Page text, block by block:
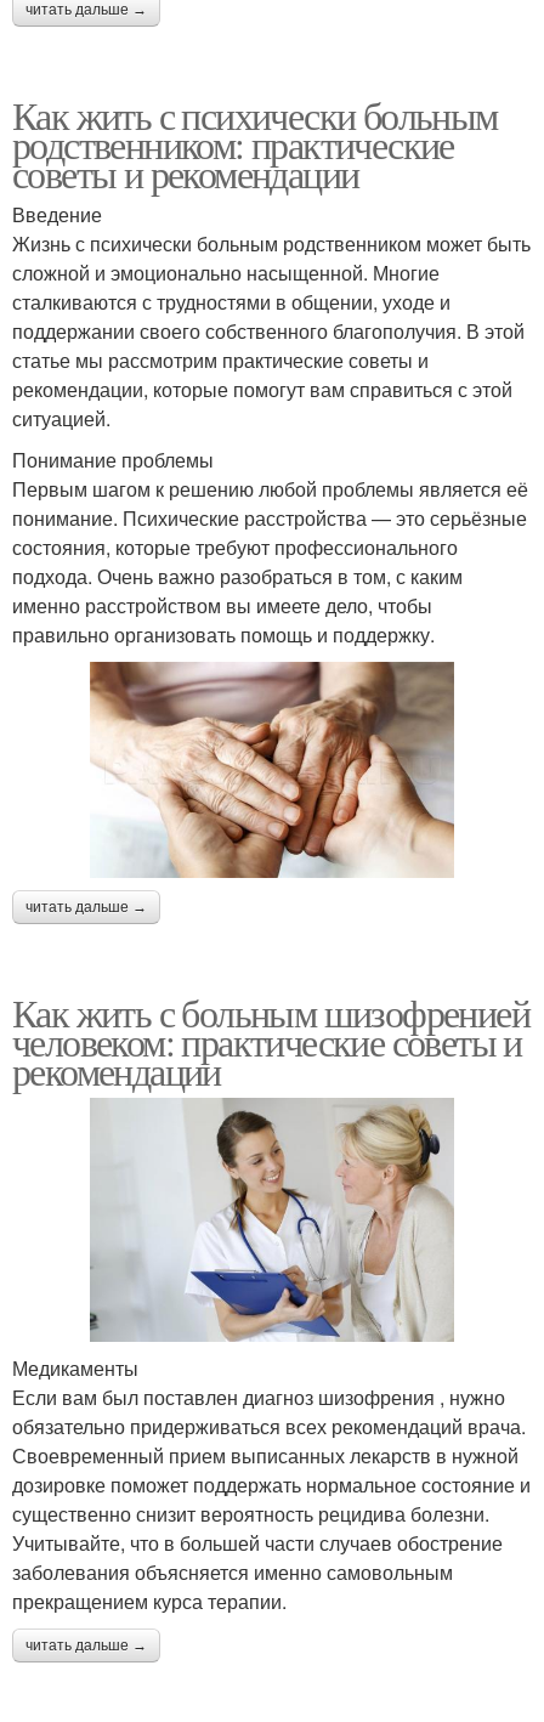
читать дальше →
Как жить с психически больным
родственником: практические
советы и рекомендации
Введение
Жизнь с психически больным родственником может быть
сложной и эмоционально насыщенной. Многие
сталкиваются с трудностями в общении, уходе и
поддержании своего собственного благополучия. В этой
статье мы рассмотрим практические советы и
рекомендации, которые помогут вам справиться с этой
ситуацией.
Понимание проблемы
Первым шагом к решению любой проблемы является её
понимание. Психические расстройства — это серьёзные
состояния, которые требуют профессионального
подхода. Очень важно разобраться в том, с каким
именно расстройством вы имеете дело, чтобы
правильно организовать помощь и поддержку.
читать дальше →
Как жить с больным шизофренией
человеком: практические советы и
рекомендации
Медикаменты
Если вам был поставлен диагноз шизофрения , нужно
обязательно придерживаться всех рекомендаций врача.
Своевременный прием выписанных лекарств в нужной
дозировке поможет поддержать нормальное состояние и
существенно снизит вероятность рецидива болезни.
Учитывайте, что в большей части случаев обострение
заболевания объясняется именно самовольным
прекращением курса терапии.
читать дальше →